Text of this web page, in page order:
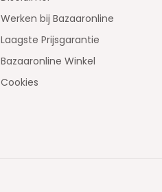
Werken bij Bazaaronline
Laagste Prijsgarantie
Bazaaronline Winkel
Cookies